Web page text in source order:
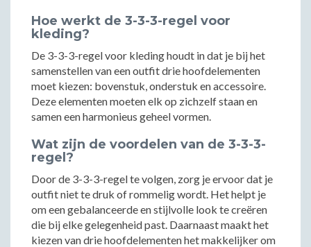
Hoe werkt de 3-3-3-regel voor
kleding?
De 3-3-3-regel voor kleding houdt in dat je bij het
samenstellen van een outfit drie hoofdelementen
moet kiezen: bovenstuk, onderstuk en accessoire.
Deze elementen moeten elk op zichzelf staan en
samen een harmonieus geheel vormen.
Wat zijn de voordelen van de 3-3-3-
regel?
Door de 3-3-3-regel te volgen, zorg je ervoor dat je
outfit niet te druk of rommelig wordt. Het helpt je
om een gebalanceerde en stijlvolle look te creëren
die bij elke gelegenheid past. Daarnaast maakt het
kiezen van drie hoofdelementen het makkelijker om